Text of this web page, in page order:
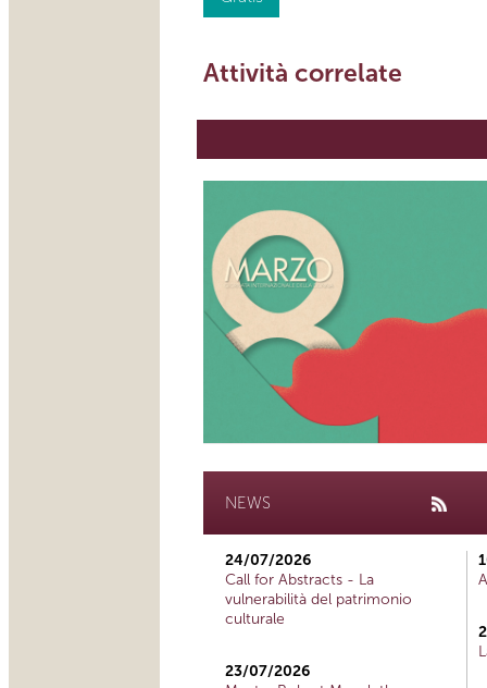
Attività correlate
NEWS
24/07/2026
Call for Abstracts - La
vulnerabilità del patrimonio
culturale
23/07/2026